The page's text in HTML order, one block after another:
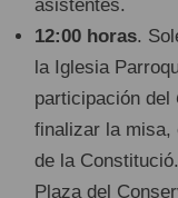
asistentes.
12:00 horas.
la Iglesia
participación del
finalizar la misa,
de la
Plaza del